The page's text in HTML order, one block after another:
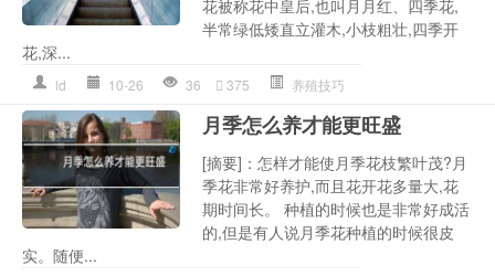
花被称花中皇后,也叫月月红、四季花,
半常绿低矮直立灌木,小枝粗壮,四季开
花,深...
ld 10-26 36 375 养殖技巧
月季怎么养才能更旺盛
[摘要]：怎样才能使月季花枝繁叶茂?月
季花非常好养护,而且花开花多量大,花
期时间长。 种植的时候也是非常好成活
的,但是有人说月季花种植的时候很皮
实。随便...